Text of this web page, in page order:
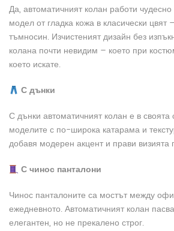
Да, автоматичният колан работи
модел от гладка кожа в класически
тъмносин. Изчистеният дизайн без
колана почти невидим – което при
което искате.
С дънки
С дънки автоматичният колан е в
моделите с по-широка катарама и
добавя модерен акцент и прави визията
С чинос панталони
Чинос панталоните са мостът между
ежедневното. Автоматичният колан
елегантен, но не прекалено строг.